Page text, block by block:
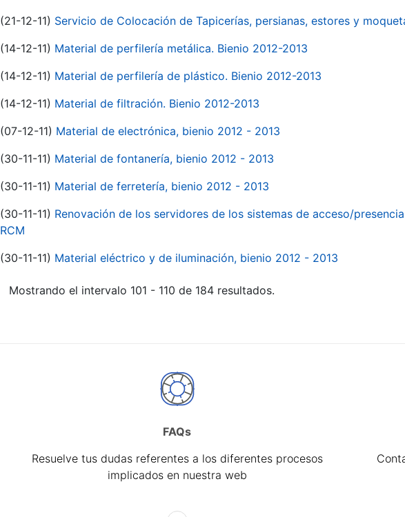
(21-12-11) Servicio de Colocación de Tapicerías, persianas, estores y
(14-12-11) Material de perfilería metálica. Bienio 2012-2013
(14-12-11) Material de perfilería de plástico. Bienio 2012-2013
(14-12-11) Material de filtración. Bienio 2012-2013
(07-12-11) Material de electrónica, bienio 2012 - 2013
(30-11-11) Material de fontanería, bienio 2012 - 2013
(30-11-11) Material de ferretería, bienio 2012 - 2013
(30-11-11) Renovación de los servidores de los sistemas de acceso/
RCM
(30-11-11) Material eléctrico y de iluminación, bienio 2012 - 2013
Mostrando el intervalo 101 - 110 de 184 resultados.
FAQs
Resuelve tus dudas referentes a los diferentes procesos
implicados en nuestra web